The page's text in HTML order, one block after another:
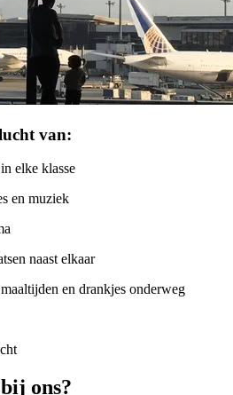
van:
elke klasse
en muziek
naast elkaar
en drankjes onderweg
ons?